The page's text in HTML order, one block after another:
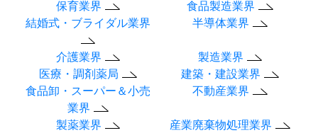
保育業界
食品製造業界
結婚式・ブライダル業界
半導体業界
介護業界
製造業界
医療・調剤薬局
建築・建設業界
食品卸・スーパー＆小売
業界
不動産業界
製薬業界
産業廃棄物処理業界